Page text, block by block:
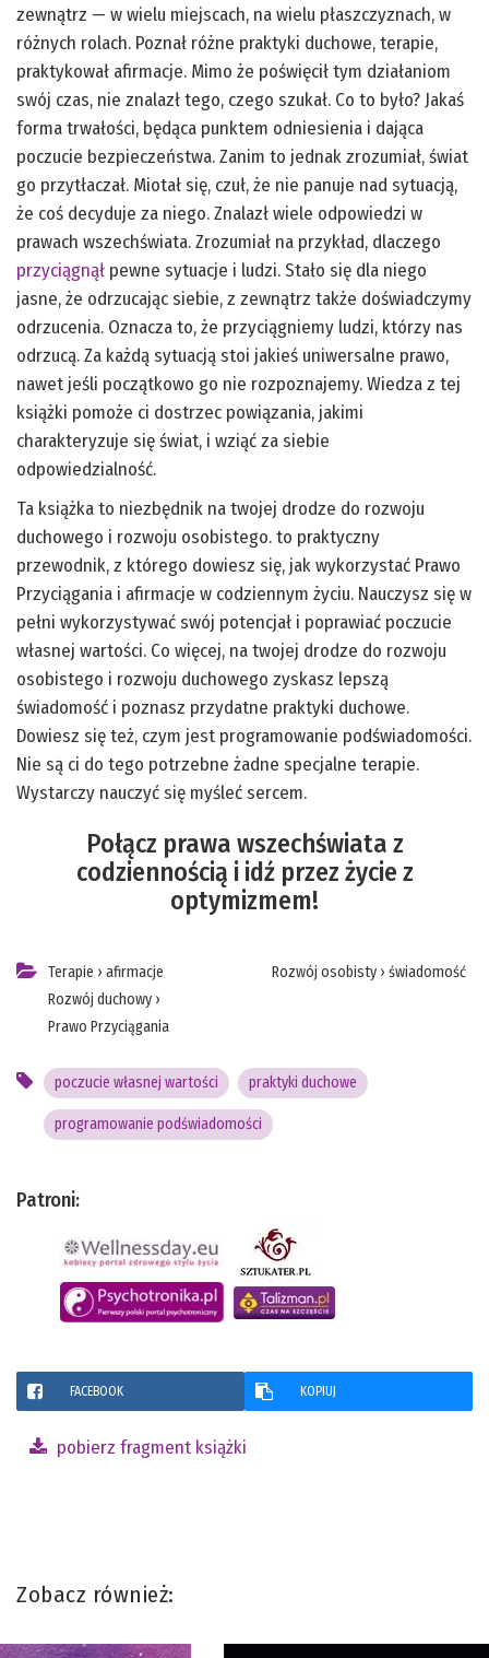
zewnątrz — w wielu miejscach, na wielu płaszczyznach, w
różnych rolach. Poznał różne praktyki duchowe, terapie,
praktykował afirmacje. Mimo że poświęcił tym działaniom
swój czas, nie znalazł tego, czego szukał. Co to było? Jakaś
forma trwałości, będąca punktem odniesienia i dająca
poczucie bezpieczeństwa. Zanim to jednak zrozumiał, świat
go przytłaczał. Miotał się, czuł, że nie panuje nad sytuacją,
że coś decyduje za niego. Znalazł wiele odpowiedzi w
prawach wszechświata. Zrozumiał na przykład, dlaczego
przyciągnął pewne sytuacje i ludzi. Stało się dla niego
jasne, że odrzucając siebie, z zewnątrz także doświadczymy
odrzucenia. Oznacza to, że przyciągniemy ludzi, którzy nas
odrzucą. Za każdą sytuacją stoi jakieś uniwersalne prawo,
nawet jeśli początkowo go nie rozpoznajemy. Wiedza z tej
książki pomoże ci dostrzec powiązania, jakimi
charakteryzuje się świat, i wziąć za siebie
odpowiedzialność.
Ta książka to niezbędnik na twojej drodze do rozwoju
duchowego i rozwoju osobistego. to praktyczny
przewodnik, z którego dowiesz się, jak wykorzystać Prawo
Przyciągania i afirmacje w codziennym życiu. Nauczysz się w
pełni wykorzystywać swój potencjał i poprawiać poczucie
własnej wartości. Co więcej, na twojej drodze do rozwoju
osobistego i rozwoju duchowego zyskasz lepszą
świadomość i poznasz przydatne praktyki duchowe.
Dowiesz się też, czym jest programowanie podświadomości.
Nie są ci do tego potrzebne żadne specjalne terapie.
Wystarczy nauczyć się myśleć sercem.
Połącz prawa wszechświata z
codziennością i idź przez życie z
optymizmem!
Terapie › afirmacje
Rozwój duchowy ›
Prawo Przyciągania
Rozwój osobisty› świadomość
poczucie własnej wartości praktyki duchowe
programowanie podświadomości
Patroni:
FACEBOOK KOPIUJ
pobierz fragment książki
Zobacz również: